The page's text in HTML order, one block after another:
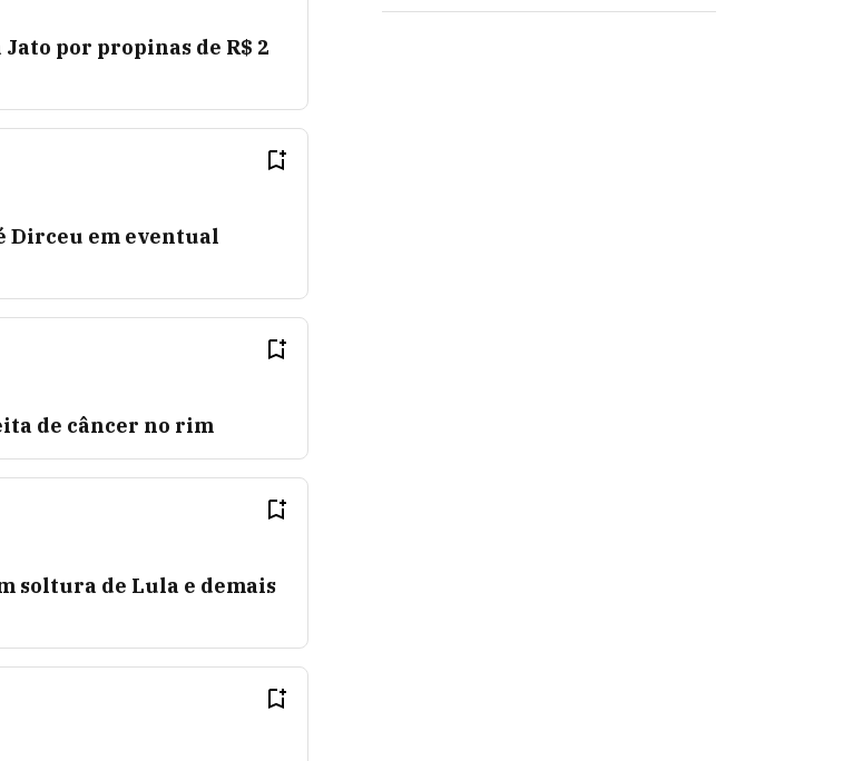
por propinas de R$ 2
Dirceu em eventual
de câncer no rim
soltura de Lula e demais